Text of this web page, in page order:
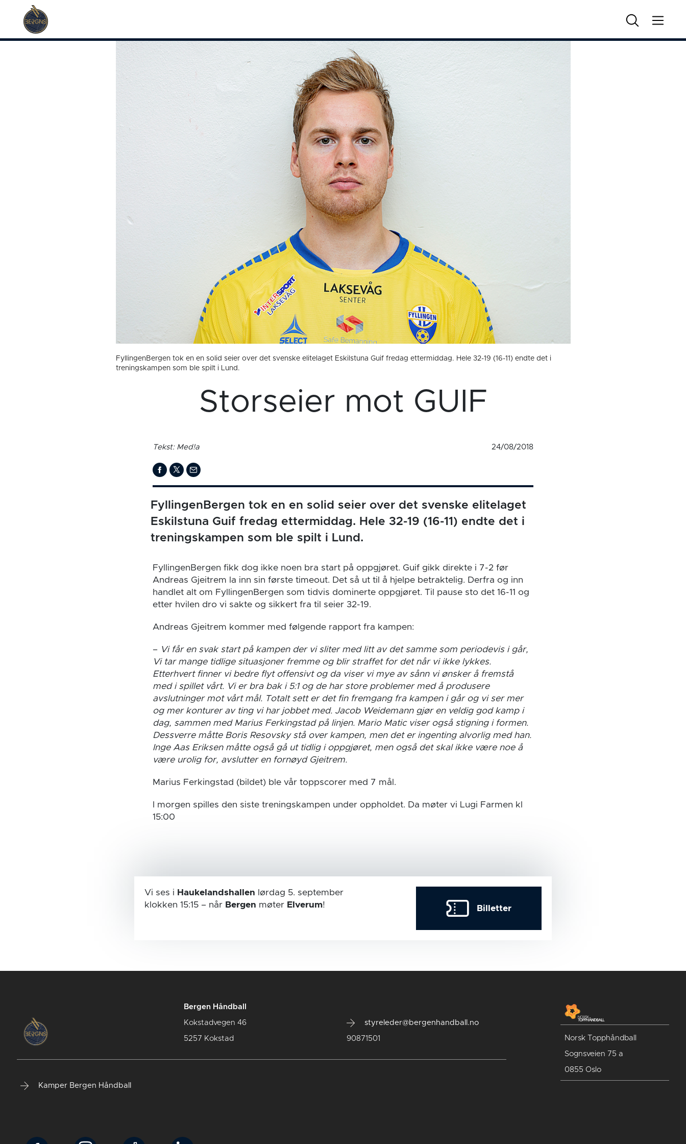
FyllingenBergen tok en en solid seier over det svenske elitelaget Eskilstuna Guif fredag ettermiddag. Hele 32-19 (16-11) endte det i
treningskampen som ble spilt i Lund.
Storseier mot GUIF
Tekst: Med!a 24/08/2018
FyllingenBergen tok en en solid seier over det svenske elitelaget
Eskilstuna Guif fredag ettermiddag. Hele 32-19 (16-11) endte det i
treningskampen som ble spilt i Lund.
FyllingenBergen fikk dog ikke noen bra start på oppgjøret. Guif gikk direkte i 7-2 før
Andreas Gjeitrem la inn sin første timeout. Det så ut til å hjelpe betraktelig. Derfra og inn
handlet alt om FyllingenBergen som tidvis dominerte oppgjøret. Til pause sto det 16-11 og
etter hvilen dro vi sakte og sikkert fra til seier 32-19.
Andreas Gjeitrem kommer med følgende rapport fra kampen:
– Vi får en svak start på kampen der vi sliter med litt av det samme som periodevis i går,
Vi tar mange tidlige situasjoner fremme og blir straffet for det når vi ikke lykkes.
Etterhvert finner vi bedre flyt offensivt og da viser vi mye av sånn vi ønsker å fremstå
med i spillet vårt. Vi er bra bak i 5:1 og de har store problemer med å produsere
avslutninger mot vårt mål. Totalt sett er det fin fremgang fra kampen i går og vi ser mer
og mer konturer av ting vi har jobbet med. Jacob Weidemann gjør en veldig god kamp i
dag, sammen med Marius Ferkingstad på linjen. Mario Matic viser også stigning i formen.
Dessverre måtte Boris Resovsky stå over kampen, men det er ingenting alvorlig med han.
Inge Aas Eriksen måtte også gå ut tidlig i oppgjøret, men også det skal ikke være noe å
være urolig for, avslutter en fornøyd Gjeitrem.
Marius Ferkingstad (bildet) ble vår toppscorer med 7 mål.
I morgen spilles den siste treningskampen under oppholdet. Da møter vi Lugi Farmen kl
15:00
Vi ses i Haukelandshallen lørdag 5. september
klokken 15:15– når Bergen møter Elverum! Billetter
Bergen Håndball
Kokstadvegen 46
5257 Kokstad
styreleder@bergenhandball.no
90871501
Kamper Bergen Håndball
Norsk Topphåndball
Sognsveien 75 a
0855 Oslo